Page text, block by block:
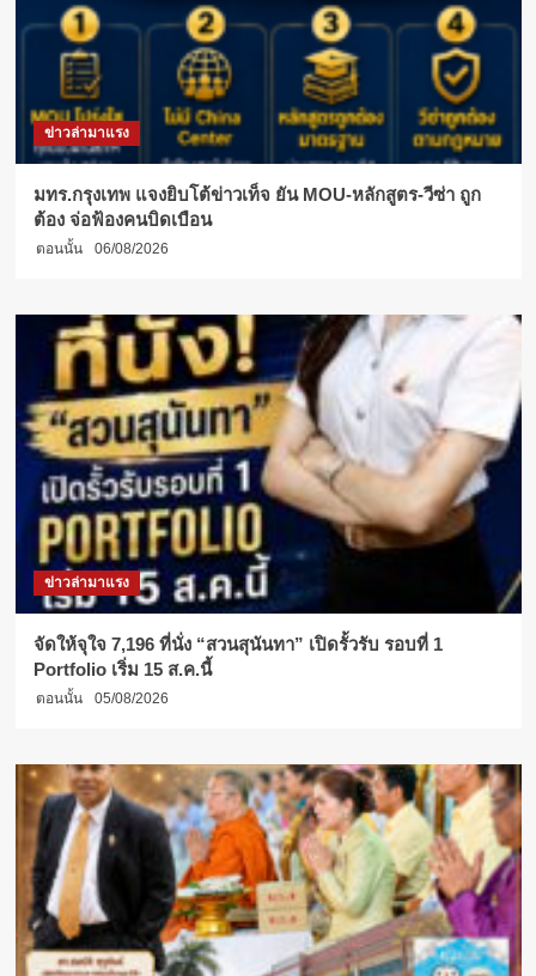
ข่าวล่ามาแรง
มทร.กรุงเทพ แจงยิบโต้ข่าวเท็จ ยัน MOU-หลักสูตร-วีซ่า ถูก
ต้อง จ่อฟ้องคนบิดเบือน
ตอนนั้น 06/08/2026
ข่าวล่ามาแรง
จัดให้จุใจ 7,196 ที่นั่ง “สวนสุนันทา” เปิดรั้วรับ รอบที่ 1
Portfolio เริ่ม 15 ส.ค.นี้
ตอนนั้น 05/08/2026